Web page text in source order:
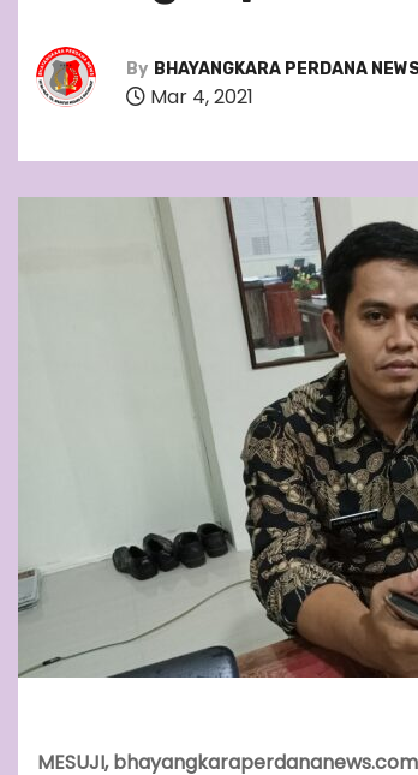
By BHAYANGKARA PERDANA
Mar 4, 2021
MESUJI, bhayangkaraperdananews.com